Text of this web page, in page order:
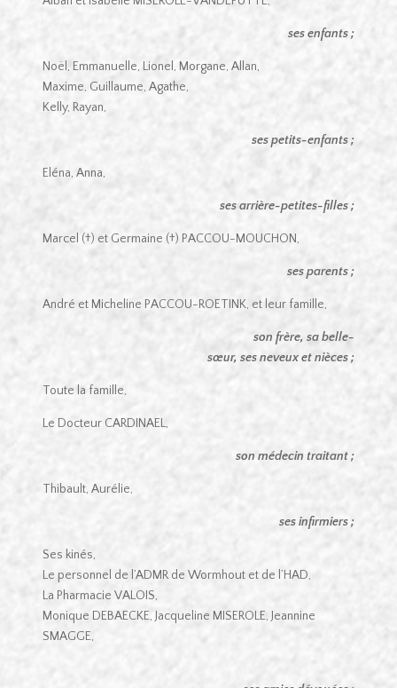
ses enfants ;
Noël, Emmanuelle, Lionel, Morgane, Allan,
Maxime, Guillaume, Agathe,
Kelly, Rayan,
ses petits-enfants ;
Eléna, Anna,
ses arrière-petites-filles ;
Marcel (†) et Germaine (†) PACCOU-MOUCHON,
ses parents ;
André et Micheline PACCOU-ROETINK, et leur famille,
son frère, sa belle-
sœur, ses neveux et nièces ;
Toute la famille,
Le Docteur CARDINAEL,
son médecin traitant ;
Thibault, Aurélie,
ses infirmiers ;
Ses kinés,
Le personnel de l’ADMR de Wormhout et de l’HAD,
La Pharmacie VALOIS,
Monique DEBAECKE, Jacqueline MISEROLE, Jeannine
SMAGGE,